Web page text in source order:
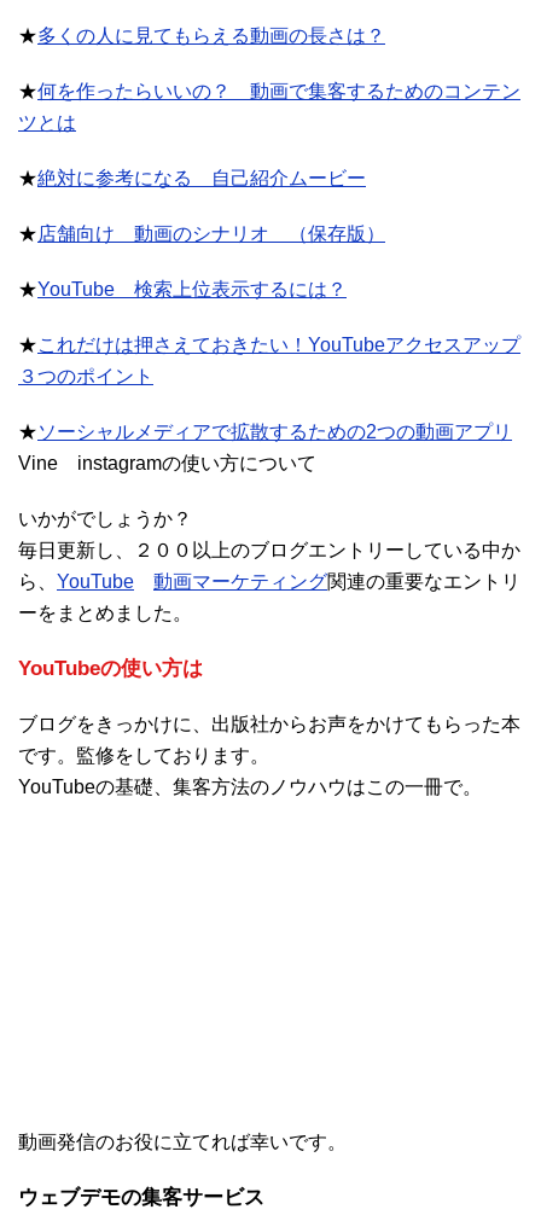
★多くの人に見てもらえる動画の長さは？
★何を作ったらいいの？ 動画で集客するためのコンテン
ツとは
★絶対に参考になる 自己紹介ムービー
★店舗向け 動画のシナリオ （保存版）
★YouTube 検索上位表示するには？
★これだけは押さえておきたい！YouTubeアクセスアップ
３つのポイント
★ソーシャルメディアで拡散するための2つの動画アプリ
Vine instagramの使い方について
いかがでしょうか？
毎日更新し、２００以上のブログエントリーしている中か
ら、 YouTube 動画マーケティング関連の重要なエントリ
ーをまとめました。
YouTubeの使い方は
ブログをきっかけに、出版社からお声をかけてもらった本
です。監修をしております。
YouTubeの基礎、集客方法のノウハウはこの一冊で。
動画発信のお役に立てれば幸いです。
ウェブデモの集客サービス